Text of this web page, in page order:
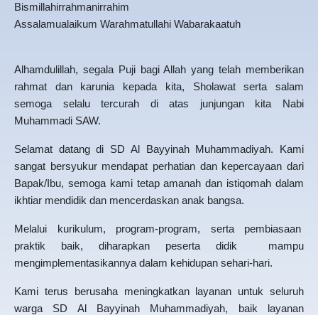
Bismillahirrahmanirrahim
Assalamualaikum Warahmatullahi Wabarakaatuh
Alhamdulillah, segala Puji bagi Allah yang telah memberikan
rahmat dan karunia kepada kita, Sholawat serta salam
semoga selalu tercurah di atas junjungan kita Nabi
Muhammadi SAW.
Selamat datang di SD Al Bayyinah Muhammadiyah. Kami
sangat bersyukur mendapat perhatian dan kepercayaan dari
Bapak/Ibu, semoga kami tetap amanah dan istiqomah dalam
ikhtiar mendidik dan mencerdaskan anak bangsa.
Melalui kurikulum, program-program, serta pembiasaan
praktik baik, diharapkan peserta didik mampu
mengimplementasikannya dalam kehidupan sehari-hari.
Kami terus berusaha meningkatkan layanan untuk seluruh
warga SD Al Bayyinah Muhammadiyah, baik layanan